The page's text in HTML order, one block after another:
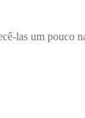
um pouco